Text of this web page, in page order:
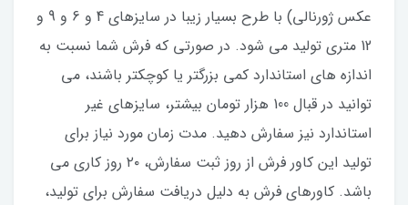
عکس ژورنالی) با طرح بسیار زیبا در سایزهای 4 و 6 و 9 و
12 متری تولید می شود. در صورتی که فرش شما نسبت به
اندازه های استاندارد کمی بزرگتر یا کوچکتر باشند، می
توانید در قبال 100 هزار تومان بیشتر، سایزهای غیر
استاندارد نیز سفارش دهید. مدت زمان مورد نیاز برای
تولید این کاور فرش از روز ثبت سفارش، ۲۰ روز کاری می
باشد. کاورهای فرش به دلیل دریافت سفارش برای تولید،